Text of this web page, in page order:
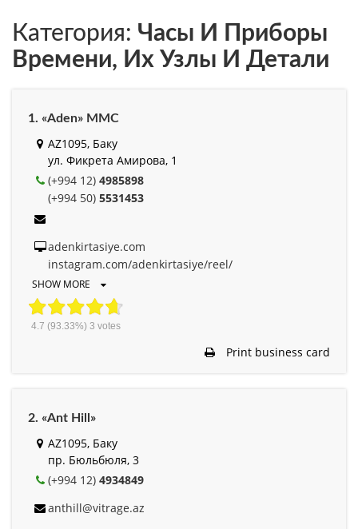
Категория: Часы И Приборы
Времени, Их Узлы И Детали
1. «Aden» MMC
AZ1095, Баку
ул. Фикрета Амирова, 1
(+994 12) 4985898
(+994 50) 5531453
adenkirtasiye.com
instagram.com/adenkirtasiye/reel/
SHOW MORE
4.7 (93.33%) 3 votes
Print business card
2. «Ant Hill»
AZ1095, Баку
пр. Бюльбюля, 3
(+994 12) 4934849
anthill@vitrage.az